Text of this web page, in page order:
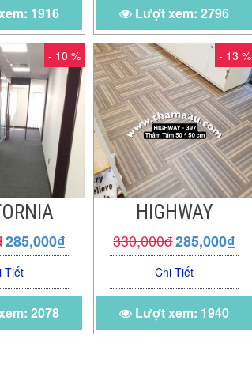
1916 Lượt xem: 2796
- 10 %
285,000₫
Tiết
2078
- 13 %
HIGHWAY
330,000đ285,000₫
Chi Tiết
Lượt xem: 1940